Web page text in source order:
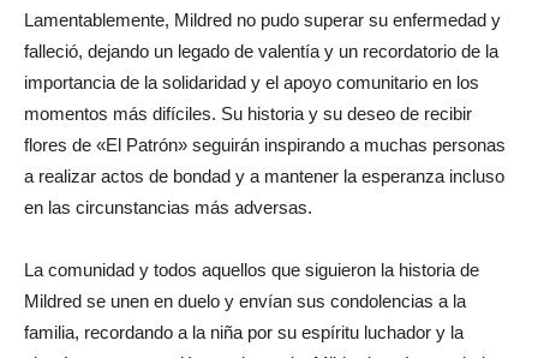
Lamentablemente, Mildred no pudo superar su enfermedad y
falleció, dejando un legado de valentía y un recordatorio de la
importancia de la solidaridad y el apoyo comunitario en los
momentos más difíciles. Su historia y su deseo de recibir
flores de «El Patrón» seguirán inspirando a muchas personas
a realizar actos de bondad y a mantener la esperanza incluso
en las circunstancias más adversas.
La comunidad y todos aquellos que siguieron la historia de
Mildred se unen en duelo y envían sus condolencias a la
familia, recordando a la niña por su espíritu luchador y la